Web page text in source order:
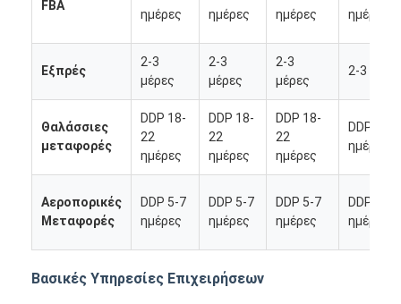
Αρχική Σελίδα
FBA
ημέρες
ημέρες
ημέρες
ημέρες
Εξπρές
2-3
μέρες
2-3
μέρες
2-3
μέρες
2-3
Θαλάσσιες
μεταφορές
DDP 18-
22
ημέρες
DDP 18-
22
ημέρες
DDP 18-
22
ημέρες
DDP 18-
ημέρες
Αεροπορικές
Μεταφορές
DDP 5-7
ημέρες
DDP 5-7
ημέρες
DDP 5-7
ημέρες
DDP 5-7
ημέρες
Βασικές Υπηρεσίες Επιχειρήσεων